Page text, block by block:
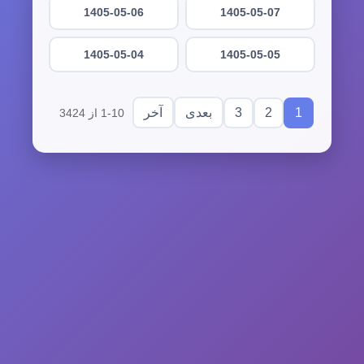
1405-05-07
1405-05-06
1405-05-05
1405-05-04
1
2
3 بعدی آخر 1-10 از 3424